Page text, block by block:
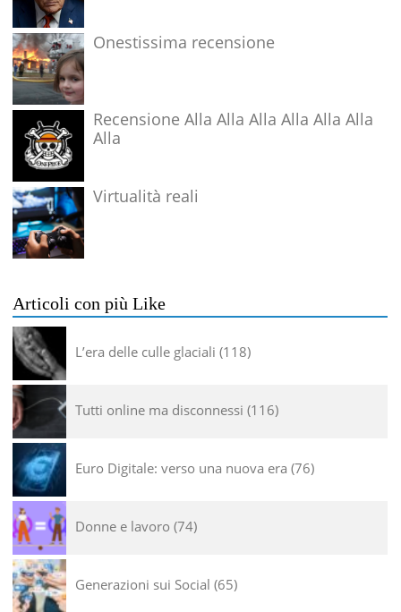
Onestissima recensione
Recensione Alla Alla Alla Alla Alla Alla
Alla
Virtualità reali
Articoli con più Like
L’era delle culle glaciali 118
Tutti online ma disconnessi 116
Euro Digitale: verso una nuova era 76
Donne e lavoro 74
Generazioni sui Social 65